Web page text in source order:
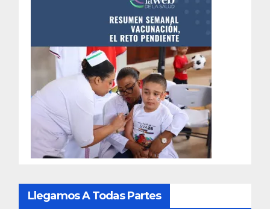
Llegamos A Todas Partes